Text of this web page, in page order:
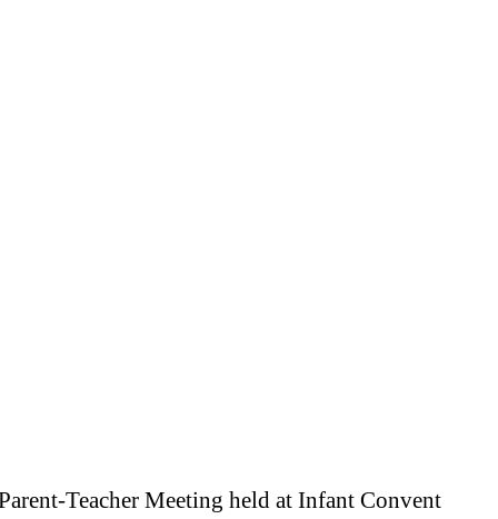
Teacher Meeting held at Infant Convent